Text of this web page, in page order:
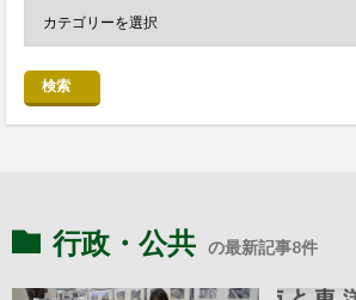
検索
行政・公共 の最新記事8件